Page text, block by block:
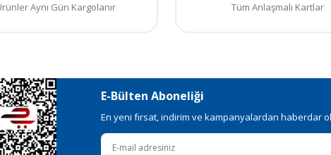
Aynı Gün Kargolanır Tüm Anlaşmalı Kartlar
E-Bülten Aboneliği
En yeni fırsat, indirim ve kampanyalardan haberdar